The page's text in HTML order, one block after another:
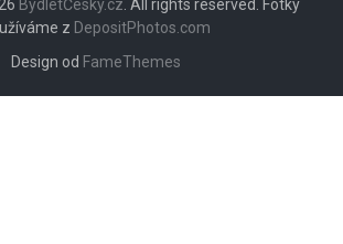
BydletČesky.cz. All rights reserved. Fotky
z DepositPhotos.com
Design od FameThemes